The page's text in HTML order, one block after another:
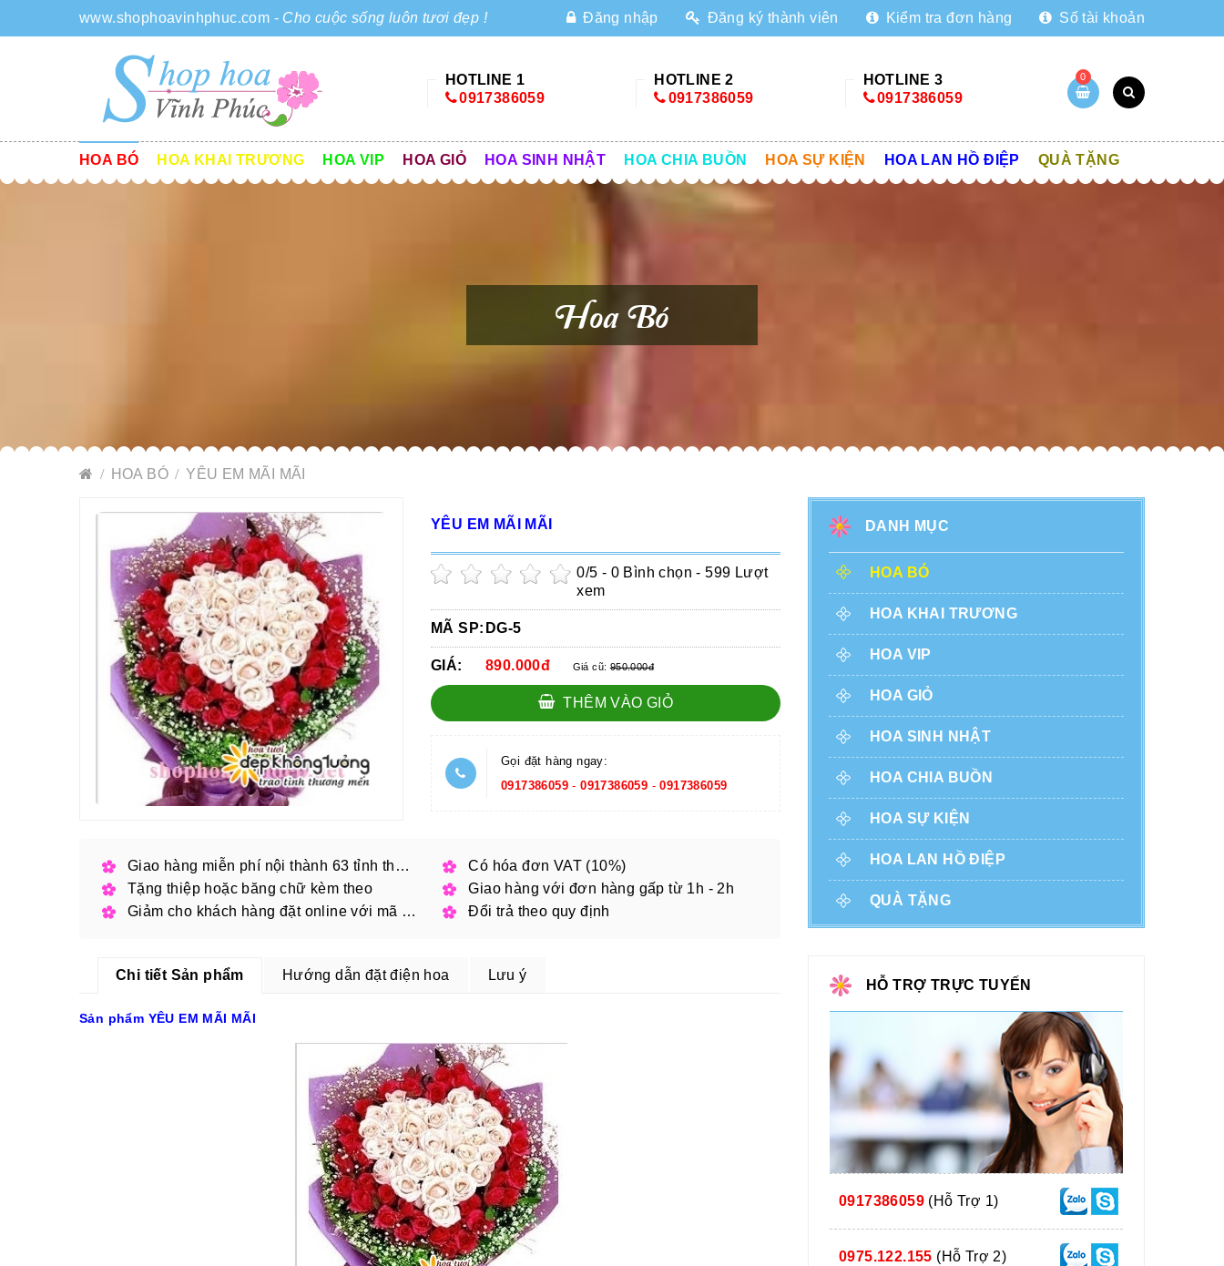
www.shophoavinhphuc.com - Cho cuộc sống luôn tươi đẹp ! Đăng nhập Đăng ký thành viên Kiểm tra đơn hàng Số tài khoản
HOTLINE 1
0917386059
HOTLINE 2
0917386059
HOTLINE 3
0917386059
0
HOA BÓ HOA KHAI TRƯƠNG HOA VIP HOA GIỎ HOA SINH NHẬT HOA CHIA BUỒN HOA SỰ KIỆN HOA LAN HỒ ĐIỆP QUÀ TẶNG
Hoa Bó
HOA BÓ YÊU EM MÃI MÃI
YÊU EM MÃI MÃI
0/5 - 0 Bình chọn - 599 Lượt
xem
MÃ SP: DG-5
GIÁ: 890.000đ Giá cũ:950.000đ
THÊM VÀO GIỎ
Gọi đặt hàng ngay:
0917386059 -0917386059 -0917386059
Giao hàng miễn phí nội thành 63 tỉnh thành phố
Có hóa đơn VAT (10%)
Tặng thiệp hoặc băng chữ kèm theo
Giao hàng với đơn hàng gấp từ 1h - 2h
Giảm cho khách hàng đặt online với mã giảm giá
Đổi trả theo quy định
Chi tiết Sản phẩm Hướng dẫn đặt điện hoa Lưu ý
Sản phẩm YÊU EM MÃI MÃI
DANH MỤC
HOA BÓ
HOA KHAI TRƯƠNG
HOA VIP
HOA GIỎ
HOA SINH NHẬT
HOA CHIA BUỒN
HOA SỰ KIỆN
HOA LAN HỒ ĐIỆP
QUÀ TẶNG
HỖ TRỢ TRỰC TUYẾN
0917386059 (Hỗ Trợ 1)
0975.122.155 (Hỗ Trợ 2)